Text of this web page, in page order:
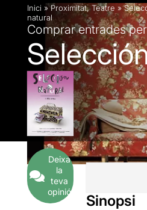
Inici »Proximitat,Teatre »
natural
Comprar entrades
Deixa
la
teva
opinió
Sinopsi